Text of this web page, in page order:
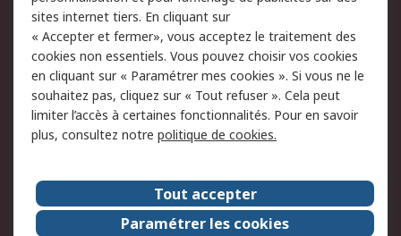
des données - Mise à
jour
Conditions générales
de vente
Politique anti-
corruption
Campagnes marketing
A propos de RS
A propos de RS France
Evénements
Le groupe RS Group Plc
Presse
RS dans le monde
Démarche RSE
sites internet tiers. En cliquant sur
« Accepter et fermer», vous acceptez le traitement des
cookies non essentiels. Vous pouvez choisir vos cookies
en cliquant sur « Paramétrer mes cookies ». Si vous ne le
souhaitez pas, cliquez sur « Tout refuser ». Cela peut
limiter l’accès à certaines fonctionnalités. Pour en savoir
plus, consultez notre politique de cookies.
Tout accepter
Paramétrer les cookies